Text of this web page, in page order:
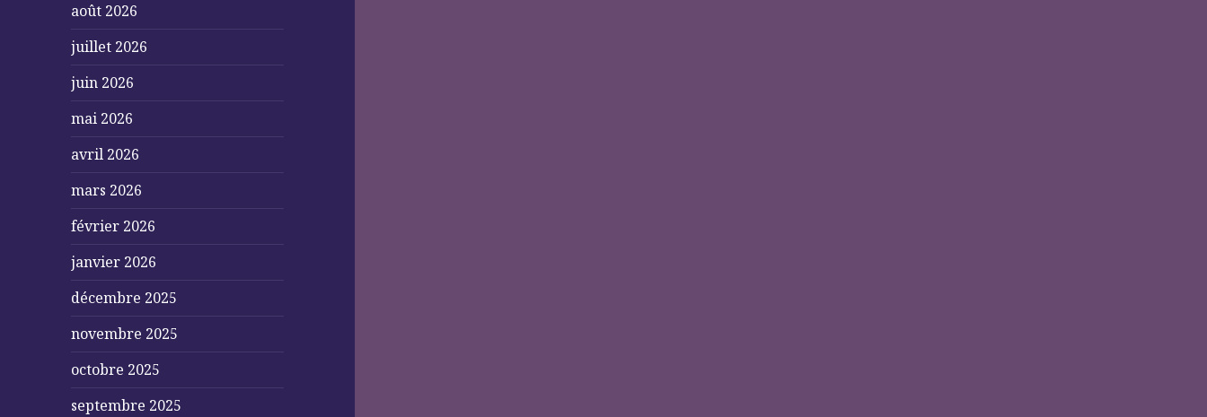
août 2026
juillet 2026
juin 2026
mai 2026
avril 2026
mars 2026
février 2026
janvier 2026
décembre 2025
novembre 2025
octobre 2025
septembre 2025